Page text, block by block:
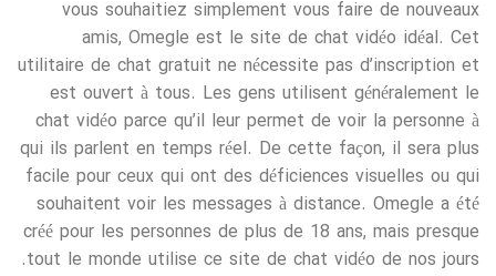
vous souhaitiez simplement vous faire de nouveaux
amis, Omegle est le site de chat vidéo idéal. Cet
utilitaire de chat gratuit ne nécessite pas d’inscription et
est ouvert à tous. Les gens utilisent généralement le
chat vidéo parce qu’il leur permet de voir la personne à
qui ils parlent en temps réel. De cette façon, il sera plus
facile pour ceux qui ont des déficiences visuelles ou qui
souhaitent voir les messages à distance. Omegle a été
créé pour les personnes de plus de 18 ans, mais presque
tout le monde utilise ce site de chat vidéo de nos jours.